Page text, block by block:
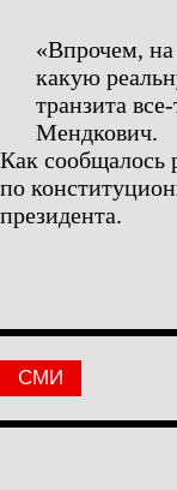
«Впрочем, на
какую
транзита
Мендкович.
Как сообщалось
по
президента.
СМИ